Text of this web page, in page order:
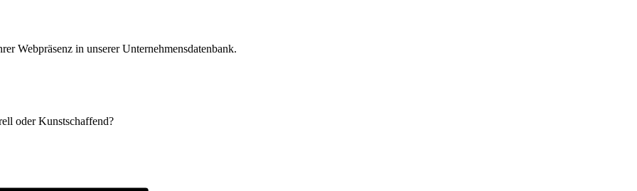
Webpräsenz in unserer Unternehmensdatenbank.
oder Kunstschaffend?